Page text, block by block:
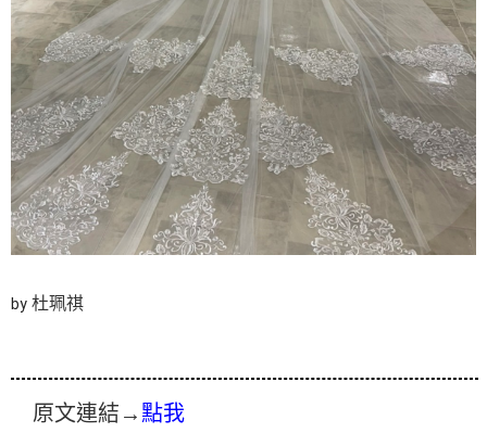
by 杜珮祺
原文連結→ 點我